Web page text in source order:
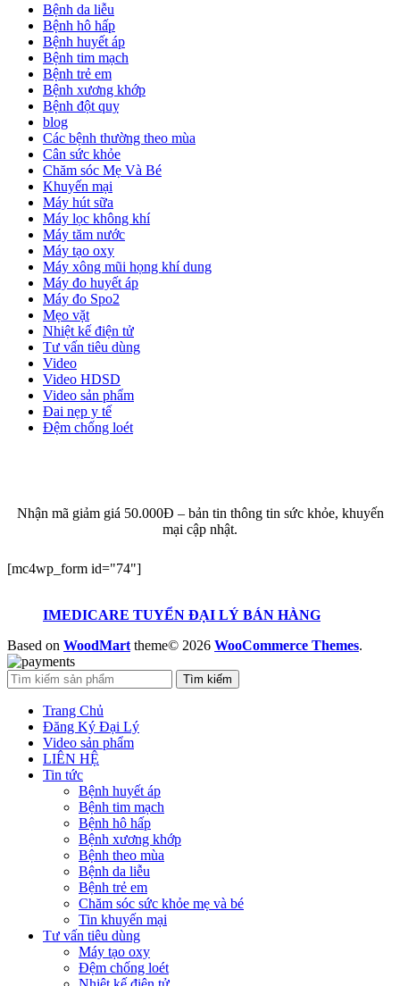
Bệnh da liễu
Bệnh hô hấp
Bệnh huyết áp
Bệnh tim mạch
Bệnh trẻ em
Bệnh xương khớp
Bệnh đột quỵ
blog
Các bệnh thường theo mùa
Cân sức khỏe
Chăm sóc Mẹ Và Bé
Khuyến mại
Máy hút sữa
Máy lọc không khí
Máy tăm nước
Máy tạo oxy
Máy xông mũi họng khí dung
Máy đo huyết áp
Máy đo Spo2
Mẹo vặt
Nhiệt kế điện tử
Tư vấn tiêu dùng
Video
Video HDSD
Video sản phẩm
Đai nẹp y tế
Đệm chống loét
Nhận mã giảm giá 50.000Đ – bản tin thông tin sức khỏe, khuyến
mại cập nhật.
[mc4wp_form id="74"]
IMEDICARE TUYỂN ĐẠI LÝ BÁN HÀNG
Based on WoodMart theme© 2026 WooCommerce Themes.
Tìm kiếm
Trang Chủ
Đăng Ký Đại Lý
Video sản phẩm
LIÊN HỆ
Tin tức
Bệnh huyết áp
Bệnh tim mạch
Bệnh hô hấp
Bệnh xương khớp
Bệnh theo mùa
Bệnh da liễu
Bệnh trẻ em
Chăm sóc sức khỏe mẹ và bé
Tin khuyến mại
Tư vấn tiêu dùng
Máy tạo oxy
Đệm chống loét